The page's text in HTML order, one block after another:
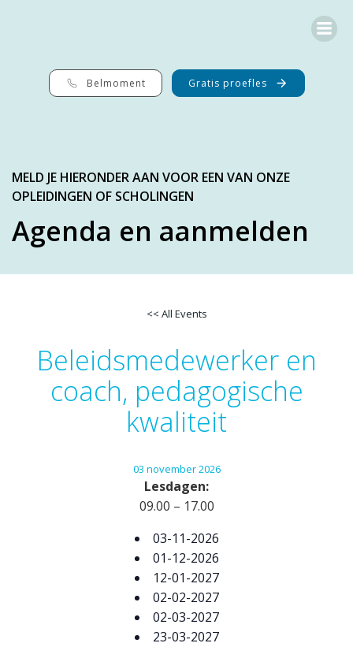
Belmoment Gratis proefles
MELD JE HIERONDER AAN VOOR EEN VAN ONZE
OPLEIDINGEN OF SCHOLINGEN
Agenda en aanmelden
<< All Events
Beleidsmedewerker en
coach, pedagogische
kwaliteit
03 november2026
Lesdagen:
09.00 – 17.00
03-11-2026
01-12-2026
12-01-2027
02-02-2027
02-03-2027
23-03-2027